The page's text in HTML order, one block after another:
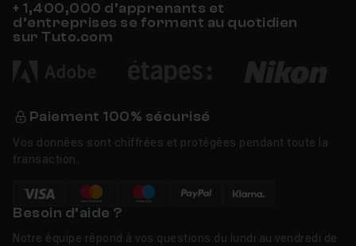
+ 1,400,000 d’apprenants et
d’entreprises se forment au quotidien
sur Tuto.com
Paiement 100% sécurisé
Vos données sont chiffrées et protégées pendant toute la
transaction.
Besoin d’aide ?
Notre équipe répond à vos questions du lundi au vendredi de